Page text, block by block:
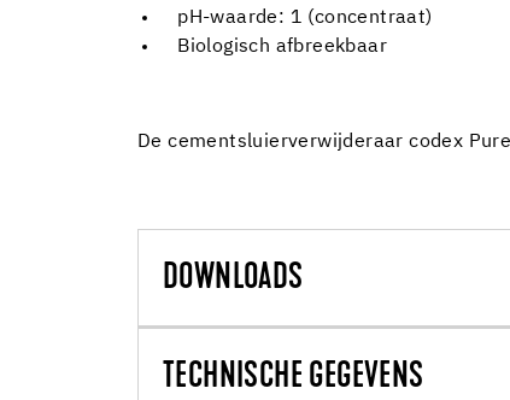
pH-waarde: 1 (concentraat)
Biologisch afbreekbaar
De cementsluierverwijderaar codex
DOWNLOADS
TECHNISCHE GEGEVENS